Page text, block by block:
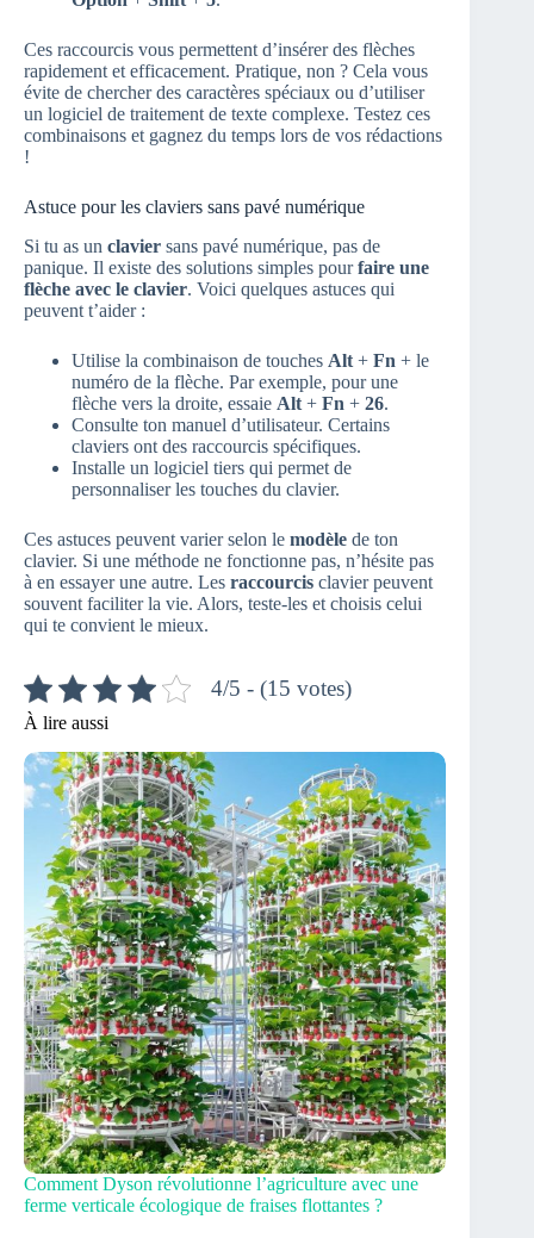
Ces raccourcis vous permettent d’insérer des flèches
rapidement et efficacement. Pratique, non ? Cela vous
évite de chercher des caractères spéciaux ou d’utiliser
un logiciel de traitement de texte complexe. Testez ces
combinaisons et gagnez du temps lors de vos rédactions
!
Astuce pour les claviers sans pavé numérique
Si tu as un clavier sans pavé numérique, pas de
panique. Il existe des solutions simples pourfaire une
flèche avec le clavier. Voici quelques astuces qui
peuvent t’aider :
Utilise la combinaison de touches Alt + Fn + le
numéro de la flèche. Par exemple, pour une
flèche vers la droite, essaie Alt + Fn + 26.
Consulte ton manuel d’utilisateur. Certains
claviers ont des raccourcis spécifiques.
Installe un logiciel tiers qui permet de
personnaliser les touches du clavier.
Ces astuces peuvent varier selon le modèle de ton
clavier. Si une méthode ne fonctionne pas, n’hésite pas
à en essayer une autre. Les raccourcis clavier peuvent
souvent faciliter la vie. Alors, teste-les et choisis celui
qui te convient le mieux.
4/5 - (15 votes)
À lire aussi
Comment Dyson révolutionne l’agriculture avec une
ferme verticale écologique de fraises flottantes ?